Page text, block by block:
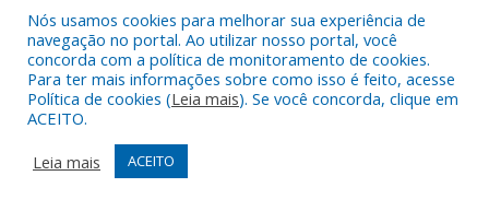
LEI Nº 204/2024, DE 11 DE
JULHO DE 2024 (LDO 2025
DISPÕE SOBRE AS
DIRETRIZES PARA A
ELABORAÇÃO E A
EXECUÇÃO DA LEI
ORÇAMENTÁRIA PARA O
Nós usamos cookies para melhorar sua experiência de
navegação no portal. Ao utilizar nosso portal, você
concorda com a política de monitoramento de cookies.
Para ter mais informações sobre como isso é feito, acesse
Política de cookies (Leia mais). Se você concorda, clique em
ACEITO.
Leia mais
ACEITO